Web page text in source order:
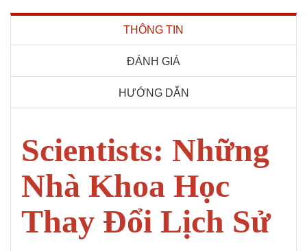
THÔNG TIN
ĐÁNH GIÁ
HƯỚNG DẪN
Scientists: Những
Nhà Khoa Học
Thay Đổi Lịch Sử